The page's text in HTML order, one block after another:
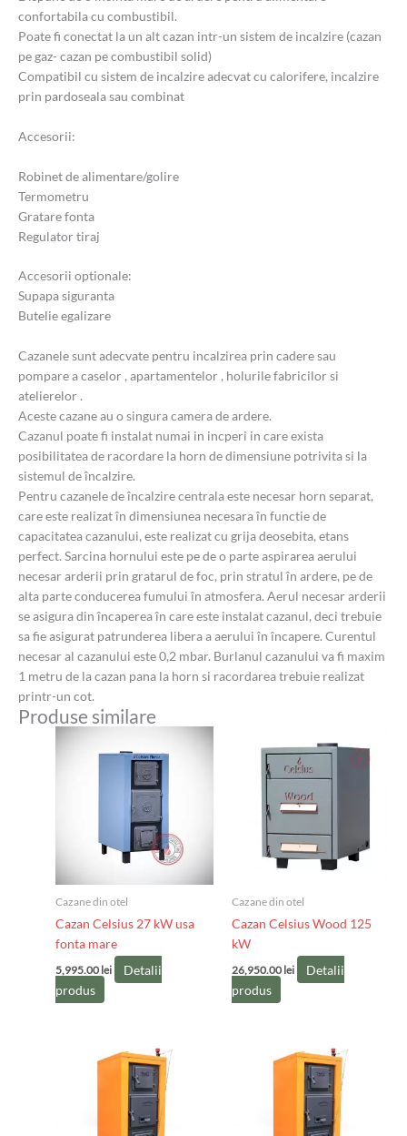
confortabila cu combustibil.
Poate fi conectat la un alt cazan intr-un sistem de incalzire (cazan
pe gaz- cazan pe combustibil solid)
Compatibil cu sistem de incalzire adecvat cu calorifere, incalzire
prin pardoseala sau combinat
Accesorii:
Robinet de alimentare/golire
Termometru
Gratare fonta
Regulator tiraj
Accesorii optionale:
Supapa siguranta
Butelie egalizare
Cazanele sunt adecvate pentru incalzirea prin cadere sau
pompare a caselor , apartamentelor , holurile fabricilor si
atelierelor .
Aceste cazane au o singura camera de ardere.
Cazanul poate fi instalat numai in incperi in care exista
posibilitatea de racordare la horn de dimensiune potrivita si la
sistemul de încalzire.
Pentru cazanele de încalzire centrala este necesar horn separat,
care este realizat în dimensiunea necesara în functie de
capacitatea cazanului, este realizat cu grija deosebita, etans
perfect. Sarcina hornului este pe de o parte aspirarea aerului
necesar arderii prin gratarul de foc, prin stratul în ardere, pe de
alta parte conducerea fumului în atmosfera. Aerul necesar arderii
se asigura din încaperea în care este instalat cazanul, deci trebuie
sa fie asigurat patrunderea libera a aerului în încapere. Curentul
necesar al cazanului este 0,2 mbar. Burlanul cazanului va fi maxim
1 metru de la cazan pana la horn si racordarea trebuie realizat
printr-un cot.
Produse similare
Cazane din otel
Cazan Celsius 27 kW usa
fonta mare
5,995.00 lei
Detalii
produs
Cazane din otel
Cazan Celsius Wood 125
kW
26,950.00 lei
Detalii
produs